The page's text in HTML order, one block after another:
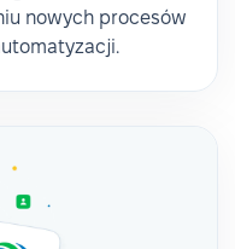
nowych procesów